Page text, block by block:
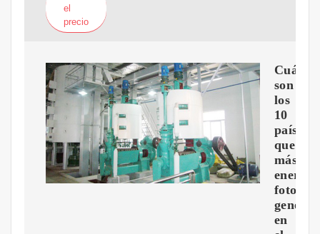
el
precio
Cuáles
son
los
10
países
que
más
energía
en